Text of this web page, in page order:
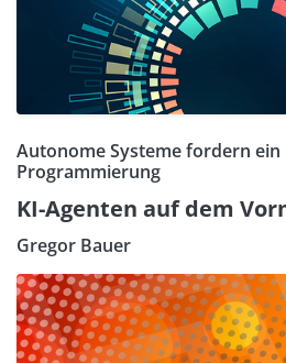
Autonome Systeme fordern
Programmierung
KI-Agenten auf dem
Gregor Bauer